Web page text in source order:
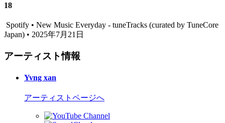
18
Spotify • New Music Everyday - tuneTracks (curated by TuneCore
Japan) • 2025年7月21日
アーティスト情報
Yvng xan
アーティストページへ